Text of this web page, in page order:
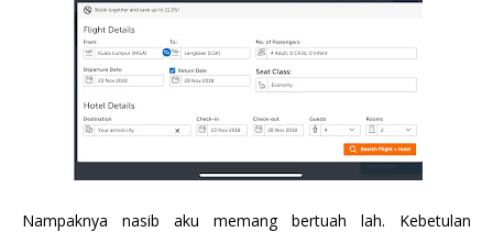
Nampaknya nasib aku memang bertuah lah. Kebetulan